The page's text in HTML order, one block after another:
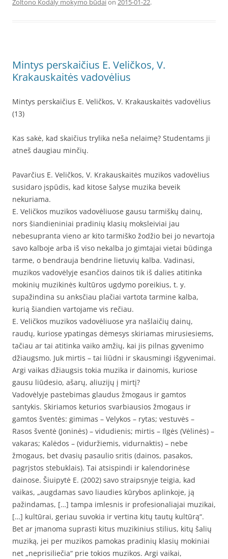
Zoltono Kodály mokymo būdaion 2015-01-22.
Mintys perskaičius E. Veličkos, V.
Krakauskaitės vadovėlius
Mintys perskaičius E. Veličkos, V. Krakauskaitės vadovėlius
(13)
Kas sakė, kad skaičius trylika neša nelaimę? Studentams ji
atneš daugiau minčių.
Pavarčius E. Veličkos, V. Krakauskaitės muzikos vadovėlius
susidaro įspūdis, kad kitose šalyse muzika beveik
nekuriama.
E. Veličkos muzikos vadovėliuose gausu tarmiškų dainų,
nors šiandieniniai pradinių klasių moksleiviai jau
nebesupranta vieno ar kito tarmiško žodžio bei jo nevartoja
savo kalboje arba iš viso nekalba jo gimtajai vietai būdinga
tarme, o bendrauja bendrine lietuvių kalba. Vadinasi,
muzikos vadovėlyje esančios dainos tik iš dalies atitinka
mokinių muzikinės kultūros ugdymo poreikius, t. y.
supažindina su anksčiau plačiai vartota tarmine kalba,
kurią šiandien vartojame vis rečiau.
E. Veličkos muzikos vadovėliuose yra našlaičių dainų,
raudų, kuriose ypatingas dėmesys skiriamas mirusiesiems,
tačiau ar tai atitinka vaiko amžių, kai jis pilnas gyvenimo
džiaugsmo. Juk mirtis – tai liūdni ir skausmingi išgyvenimai.
Argi vaikas džiaugsis tokia muzika ir dainomis, kuriose
gausu liūdesio, ašarų, aliuzijų į mirtį?
Vadovėlyje pastebimas glaudus žmogaus ir gamtos
santykis. Skiriamos keturios svarbiausios žmogaus ir
gamtos šventės: gimimas – Velykos – rytas; vestuvės –
Rasos šventė (Joninės) – vidudienis; mirtis – Ilgės (Vėlinės) –
vakaras; Kalėdos – (viduržiemis, vidurnaktis) – nebe
žmogaus, bet dvasių pasaulio sritis (dainos, pasakos,
pagrįstos stebuklais). Tai atsispindi ir kalendorinėse
dainose. Šiuipytė E. (2002) savo straipsnyje teigia, kad
vaikas, „augdamas savo liaudies kūrybos aplinkoje, ją
pažindamas, […] tampa imlesnis ir profesionaliajai muzikai,
[…] kultūrai, geriau suvokia ir vertina kitų tautų kultūrą“.
Bet ar įmanoma suprasti kitus muzikinius stilius, kitų šalių
muziką, jei per muzikos pamokas pradinių klasių mokiniai
net „neprisiliečia“ prie tokios muzikos. Argi vaikai,